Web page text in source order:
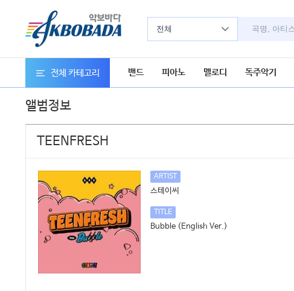
전체
전체 카테고리 밴드 피아노 멜로디 독주악기
앨범정보
TEENFRESH
ARTIST
스테이씨
TITLE
Bubble (English Ver.)